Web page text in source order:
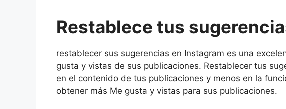
Restablece tus
restablecer sus sugerencias en Instagram es una
gusta y vistas de sus publicaciones. Restablecer tus
en el contenido de tus publicaciones y menos en la
obtener más Me gusta y vistas para sus publicaciones.